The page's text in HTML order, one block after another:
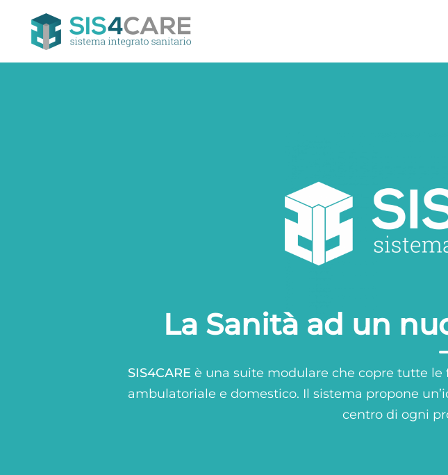
La Sanità ad un
SIS4CARE è una suite modulare che copre tutte
ambulatoriale e domestico. Il sistema propone
centro di ogni